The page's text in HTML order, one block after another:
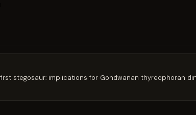
first stegosaur: implications for Gondwanan thyreophoran